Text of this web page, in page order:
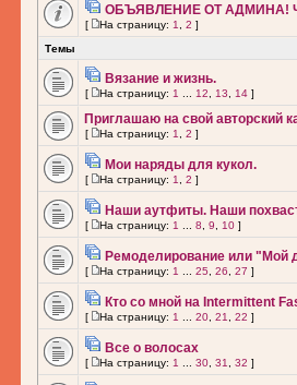
ОБЪЯВЛЕНИЕ ОТ АДМИНА!
[ На страницу: 1 2 ]
Темы
Вязание и жизнь.
[ На страницу: 1 12 13 14 ]
Приглашаю на свой авторский
[ На страницу: 1 2 ]
Мои наряды для кукол.
[ На страницу: 1 2 ]
Наши аутфиты. Наши
[ На страницу: 1 8 9 10 ]
Ремоделирование или "Мой
[ На страницу: 1 25 26 27 ]
Кто со мной на Intermittent
[ На страницу: 1 20 21 22 ]
Все о волосах
[ На страницу: 1 30 31 32 ]